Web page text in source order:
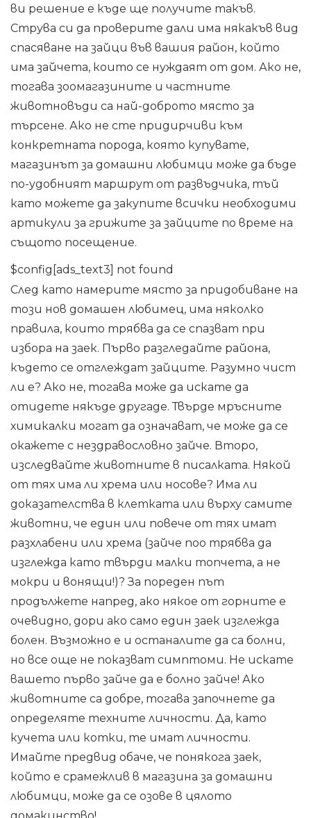
ви решение е къде ще получите такъв.
Струва си да проверите дали има някакъв вид
спасяване на зайци във вашия район, който
има зайчета, които се нуждаят от дом. Ако не,
тогава зоомагазините и частните
животновъди са най-доброто място за
търсене. Ако не сте придирчиви към
конкретната порода, която купувате,
магазинът за домашни любимци може да бъде
по-удобният маршрут от развъдчика, тъй
като можете да закупите всички необходими
артикули за грижите за зайците по време на
същото посещение.
$config[ads_text3] not found
След като намерите място за придобиване на
този нов домашен любимец, има няколко
правила, които трябва да се спазват при
избора на заек. Първо разгледайте района,
където се отглеждат зайците. Разумно чист
ли е? Ако не, тогава може да искате да
отидете някъде другаде. Твърде мръсните
химикалки могат да означават, че може да се
окажете с нездравословно зайче. Второ,
изследвайте животните в писалката. Някой
от тях има ли хрема или носове? Има ли
доказателства в клетката или върху самите
животни, че един или повече от тях имат
разхлабени или хрема (зайче поо трябва да
изглежда като твърди малки топчета, а не
мокри и вонящи!)? За пореден път
продължете напред, ако някое от горните е
очевидно, дори ако само един заек изглежда
болен. Възможно е и останалите да са болни,
но все още не показват симптоми. Не искате
вашето първо зайче да е болно зайче! Ако
животните са добре, тогава започнете да
определяте техните личности. Да, като
кучета или котки, те имат личности.
Имайте предвид обаче, че понякога заек,
който е срамежлив в магазина за домашни
любимци, може да се озове в цялото